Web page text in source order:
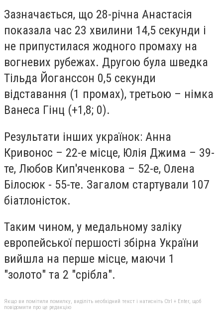
Зазначається, що 28-річна Анастасія
показала час 23 хвилини 14,5 секунди і
не припустилася жодного промаху на
вогневих рубежах. Другою була шведка
Тільда Йоганссон 0,5 секунди
відставання (1 промах), третьою – німка
Ванеса Гінц (+1,8; 0).
Результати інших українок: Анна
Кривонос – 22-е місце, Юлія Джима – 39-
те, Любов Кип'яченкова – 52-е, Олена
Білосюк - 55-те. Загалом стартували 107
біатлоністок.
Таким чином, у медальному заліку
европейської першості збірна України
вийшла на перше місце, маючи 1
"золото" та 2 "срібла".
Якщо ви помітили помилку, виділіть необхідний текст і натисніть Ctrl + Enter, щоб
повідомити про це редакцію